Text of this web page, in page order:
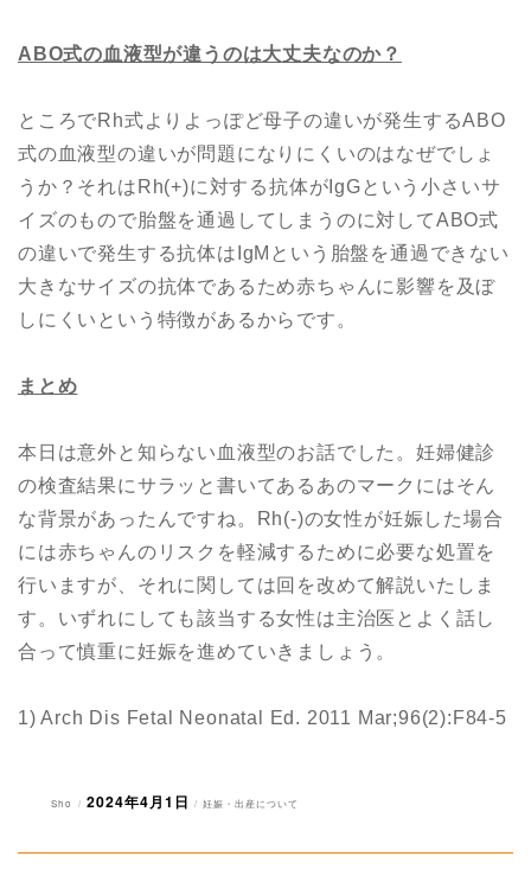
ABO式の血液型が違うのは大丈夫なのか？
ところでRh式よりよっぽど母子の違いが発生するABO
式の血液型の違いが問題になりにくいのはなぜでしょ
うか？それはRh(+)に対する抗体がIgGという小さいサ
イズのもので胎盤を通過してしまうのに対してABO式
の違いで発生する抗体はIgMという胎盤を通過できない
大きなサイズの抗体であるため赤ちゃんに影響を及ぼ
しにくいという特徴があるからです。
まとめ
本日は意外と知らない血液型のお話でした。妊婦健診
の検査結果にサラッと書いてあるあのマークにはそん
な背景があったんですね。Rh(-)の女性が妊娠した場合
には赤ちゃんのリスクを軽減するために必要な処置を
行いますが、それに関しては回を改めて解説いたしま
す。いずれにしても該当する女性は主治医とよく話し
合って慎重に妊娠を進めていきましょう。
1) Arch Dis Fetal Neonatal Ed. 2011 Mar;96(2):F84-5
投
Sho
投
2024年4月1日
カ
妊娠・出産について